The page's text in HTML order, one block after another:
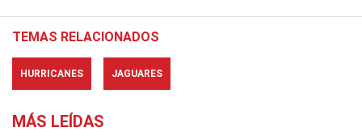
TEMAS RELACIONADOS
HURRICANES JAGUARES
MÁS LEÍDAS